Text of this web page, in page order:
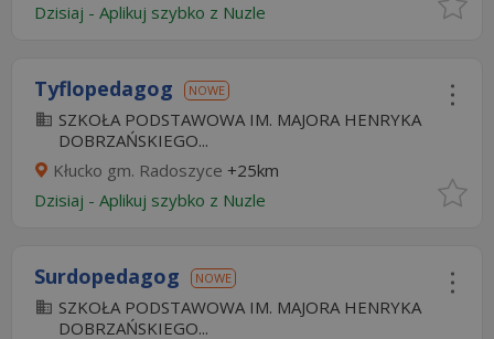
Dzisiaj - Aplikuj szybko z Nuzle
Tyflopedagog NOWE
SZKOŁA PODSTAWOWA IM. MAJORA HENRYKA
DOBRZAŃSKIEGO...
Kłucko gm. Radoszyce +25km
Dzisiaj - Aplikuj szybko z Nuzle
Surdopedagog NOWE
SZKOŁA PODSTAWOWA IM. MAJORA HENRYKA
DOBRZAŃSKIEGO...